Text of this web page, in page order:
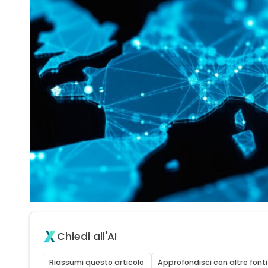
Chiedi all'AI
Riassumi questo articolo Approfondisci con altre fonti